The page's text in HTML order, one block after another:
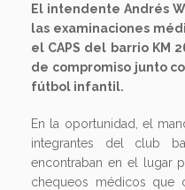
El intendente Andrés
las examinaciones
el CAPS del barrio KM
de compromiso junto
fútbol infantil.
En la oportunidad, el
integrantes del club
encontraban en el lugar
chequeos médicos que